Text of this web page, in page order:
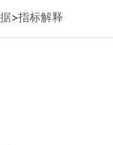
>指标解释